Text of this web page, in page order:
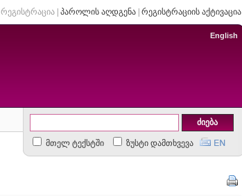
რეგისტრაცია| პაროლის აღდგენა| რეგისტრაციის აქტივაცია
English
მთელ ტექსტში ზუსტი დამთხვევა